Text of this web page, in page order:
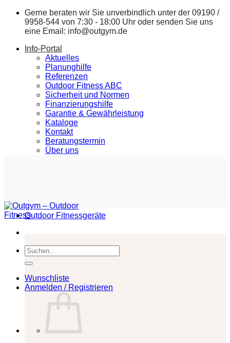
Zum
springen
Gerne beraten wir Sie unverbindlich unter der 09190 /
9958-544 von 7:30 - 18:00 Uhr oder senden Sie uns
eine Email: info@outgym.de
Info-Portal
Aktuelles
Planunghilfe
Referenzen
Outdoor Fitness ABC
Sicherheit und Normen
Finanzierungshilfe
Garantie & Gewährleistung
Kataloge
Kontakt
Beratungstermin
Über uns
Suchen
nach:
Wunschliste
Anmelden / Registrieren
Outdoor Fitnessgeräte